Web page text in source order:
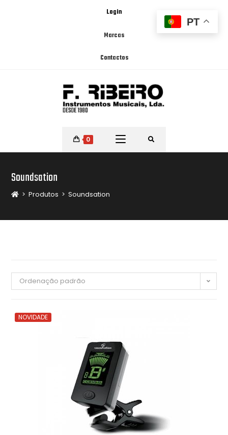
Login
Marcas
Contactos
0
Soundsation
> Produtos > Soundsation
Ordenação padrão
NOVIDADE
PT